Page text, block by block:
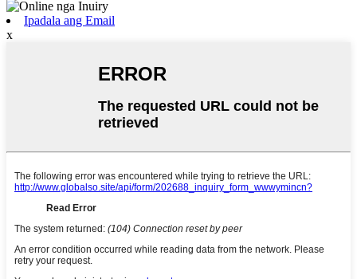
Ipadala ang Email
x